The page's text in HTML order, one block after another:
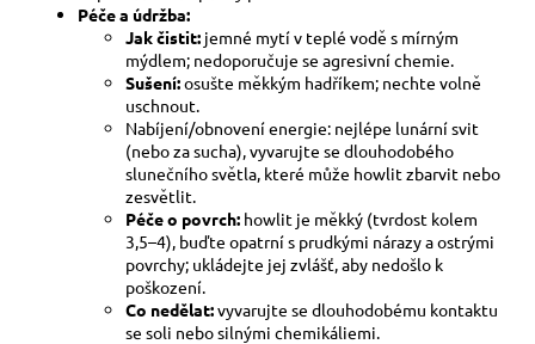
Péče a údržba:
Jak čistit: jemné mytí v teplé vodě s mírným
mýdlem; nedoporučuje se agresivní chemie.
Sušení:osušte měkkým hadříkem; nechte volně
uschnout.
Nabíjení/obnovení energie: nejlépe lunární svit
(nebo za sucha), vyvarujte se dlouhodobého
slunečního světla, které může howlit zbarvit nebo
zesvětlit.
Péče o povrch: howlit je měkký (tvrdost kolem
3,5–4), buďte opatrní s prudkými nárazy a ostrými
povrchy; ukládejte jej zvlášť, aby nedošlo k
poškození.
Co nedělat:vyvarujte se dlouhodobému kontaktu
se soli nebo silnými chemikáliemi.